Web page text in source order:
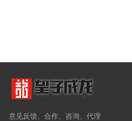
意见反馈、合作、咨询、代理